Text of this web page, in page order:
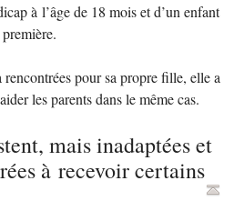
à l’âge de 18 mois et d’un enfant
pour sa propre fille, elle a
les parents dans le même cas.
mais inadaptées et
à recevoir certains